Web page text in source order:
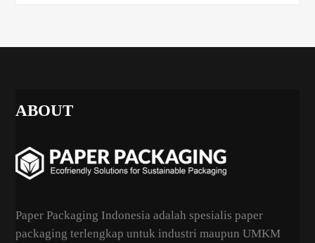
ABOUT
Paper Packaging Indonesia adalah spesialis paper
packaging terlengkap untuk industri maupun UMKM